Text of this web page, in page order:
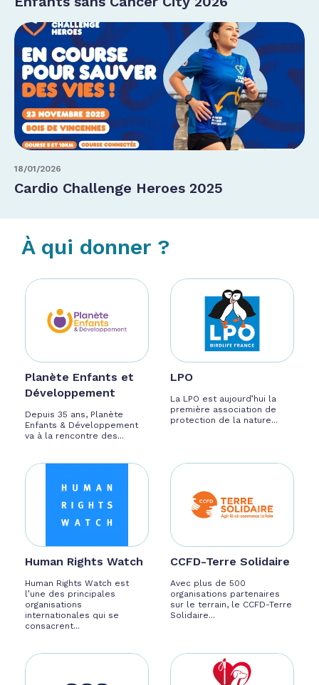
18/01/2026
Cardio Challenge Heroes 2025
À qui donner ?
Planète Enfants et
Développement
Depuis 35 ans, Planète
Enfants & Développement
va à la rencontre des...
LPO
La LPO est aujourd’hui la
première association de
protection de la nature...
Human Rights Watch
Human Rights Watch est
l’une des principales
organisations
internationales qui se
consacrent...
CCFD-Terre Solidaire
Avec plus de 500
organisations partenaires
sur le terrain, le CCFD-Terre
Solidaire...